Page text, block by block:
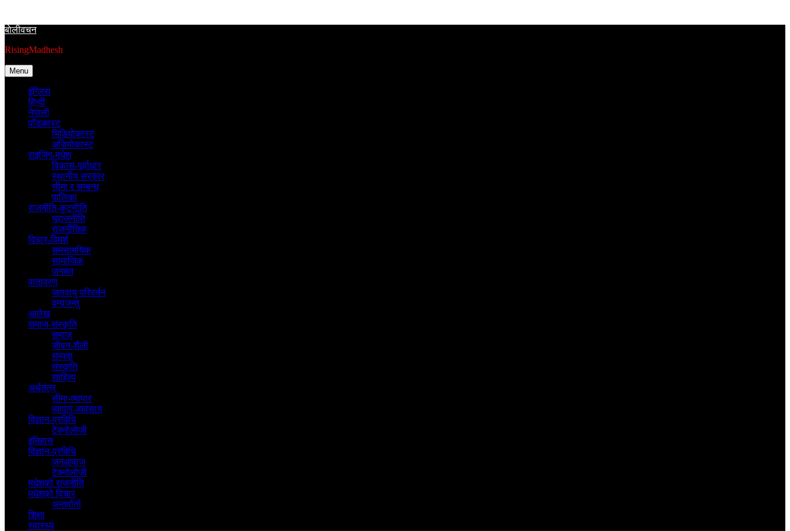
content
बाेलीवचन
RisingMadhesh
Menu
इंग्लिस
हिन्दी
नेपाली
पाँडकास्ट
भिडियाेकास्ट
अडियाेकास्ट
राइजिंग-मधेश
विकास-पूर्वाधार
स्थानीय सरकार
सीमा र सम्बन्ध
पालिका
राजनीति-कुटनीति
भूराजनीति
राजनीतिक
विचार-विमर्श
समसामयिक
सामाजिक
जनमत
वातावरण
जलवायु परिवर्तन
वन्यजन्तु
आलेख
समाज-संस्कृति
समाज
जीवन-शैली
सम्पदा
संस्कृति
साहित्य
अर्थतंत्र
सीमा-व्यापार
व्यापार-व्यवसाय
विज्ञान-प्रविधि
टेक्नोलोजी
इतिहास
विज्ञान-प्रविधि
जनआवाज
टेक्नोलोजी
मधेशकाे राजनीति
मधेशकाे विचार
अन्तर्वार्ता
शिक्षा
स्वास्थ्य